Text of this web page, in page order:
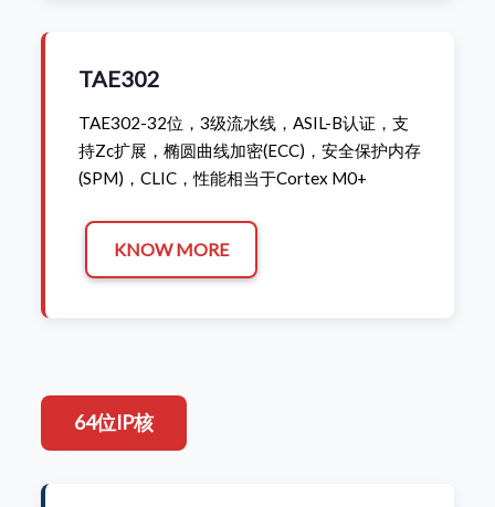
TAE302
TAE302-32位，3级流水线，ASIL-B认证，支
持Zc扩展，椭圆曲线加密(ECC)，安全保护内存
(SPM)，CLIC，性能相当于Cortex M0+
KNOW MORE
64位IP核